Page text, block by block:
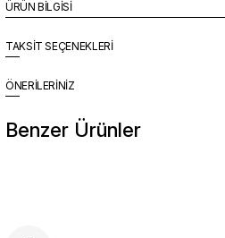
ÜRÜN BİLGİSİ
TAKSİT SEÇENEKLERİ
ÖNERİLERİNİZ
Benzer Ürünler